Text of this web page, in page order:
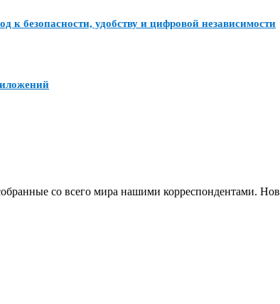
к безопасности, удобству и цифровой независимости
со всего мира нашими корреспондентами.